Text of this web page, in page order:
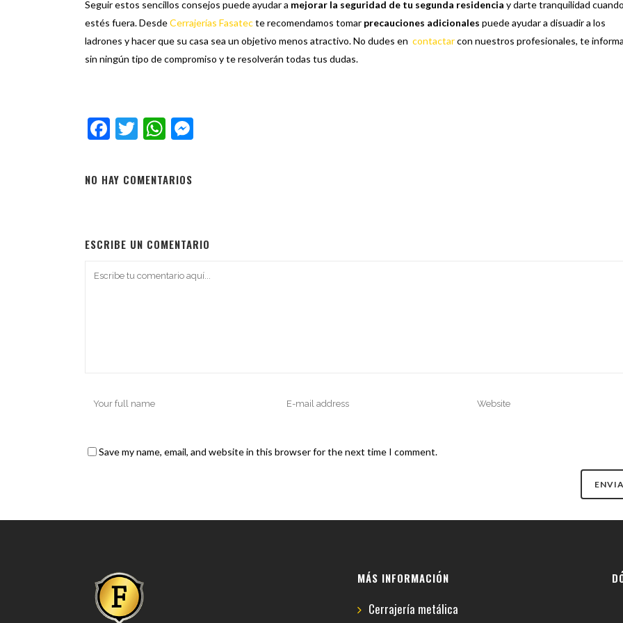
Seguir estos sencillos consejos puede ayudar a mejorar la seguridad de tu segunda residencia y darte tranquilidad cuando
estés fuera. DesdeCerrajerías Fasatecte recomendamos tomar precauciones adicionales puede ayudar a disuadir a los
ladrones y hacer que su casa sea un objetivo menos atractivo. No dudes en contactarcon nuestros profesionales, te
sin ningún tipo de compromiso y te resolverán todas tus dudas.
Facebook
TwitterWhatsApp
NO HAY COMENTARIOS
ESCRIBE UN COMENTARIO
Save my name, email, and website in this browser for the next time I comment.
MÁS INFORMACIÓN
Cerrajería metálica